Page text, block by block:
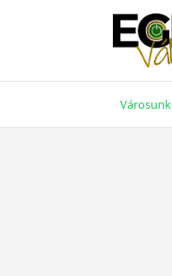
Városunk